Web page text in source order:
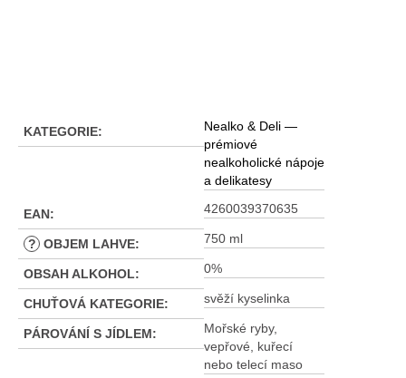
KATEGORIE:
Nealko & Deli —
prémiové
nealkoholické nápoje
a delikatesy
EAN: 4260039370635
? OBJEM LAHVE: 750 ml
OBSAH ALKOHOL: 0%
CHUŤOVÁ KATEGORIE: svěží kyselinka
PÁROVÁNÍ S JÍDLEM:
Mořské ryby,
vepřové, kuřecí
nebo telecí maso